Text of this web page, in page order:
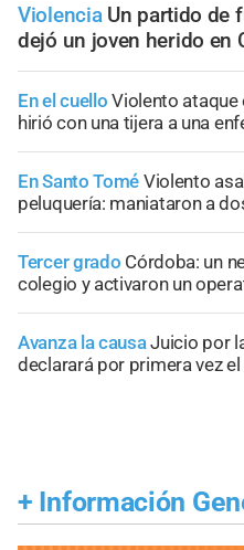
Violencia Un partido de
dejó un joven herido en
En el cuello Violento ataque
hirió con una tijera a una
En Santo Tomé Violento
peluquería: maniataron a
Tercer grado Córdoba: un
colegio y activaron un
Avanza la causaJuicio por
declarará por primera vez
+ Información